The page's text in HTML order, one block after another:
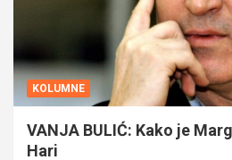
KOLUMNE
VANJA BULIĆ: Kako je
Hari